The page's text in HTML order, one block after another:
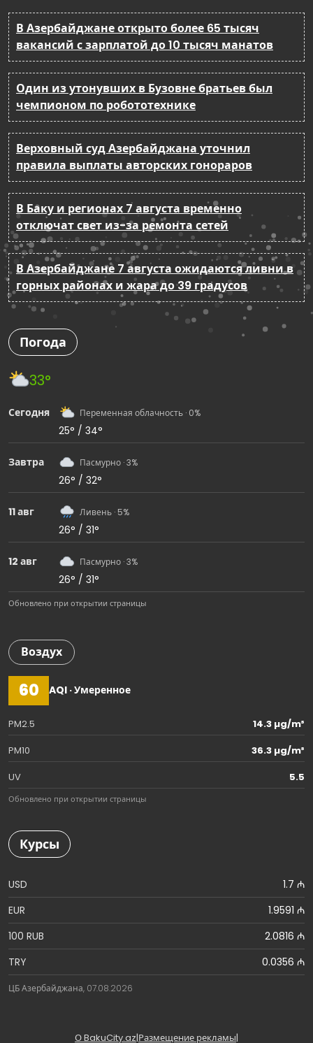
В Азербайджане открыто более 65 тысяч
вакансий с зарплатой до 10 тысяч манатов
Один из утонувших в Бузовне братьев был
чемпионом по робототехнике
Верховный суд Азербайджана уточнил
правила выплаты авторских гонораров
В Баку и регионах 7 августа временно
отключат свет из-за ремонта сетей
В Азербайджане 7 августа ожидаются ливни в
горных районах и жара до 39 градусов
Погода
33°
Сегодня Переменная облачность · 0%
25° / 34°
Завтра Пасмурно · 3%
26° / 32°
11 авг Ливень · 5%
26° / 31°
12 авг Пасмурно · 3%
26° / 31°
Обновлено при открытии страницы
Воздух
60 AQI · Умеренное
PM2.5
14.3 µg/m³
PM10
36.3 µg/m³
UV
5.5
Обновлено при открытии страницы
Курсы
USD
1.7 ₼
EUR
1.9591 ₼
100 RUB
2.0816 ₼
TRY
0.0356 ₼
ЦБ Азербайджана, 07.08.2026
О BakuCity.az|Размещение рекламы|